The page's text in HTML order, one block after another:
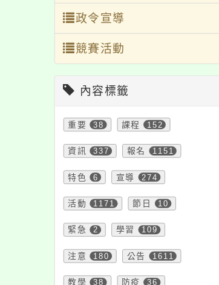
政令宣導
競賽活動
內容標籤
重要 38 課程 152
資訊 337 報名 1151
特色 6 宣導 274
活動 1171 節日 10
緊急 2 學習 109
注意 180 公告 1611
教學 38 防疫 36
有關本府社會
本市響應國際
人權日「Let’s
少提案影片徵
一案，本活動
主旨：檢送本中心場
地合作計畫「果陀文
創股份有限公司 桃園
劃」活動報名資訊1
份，敬請協助廣為宣